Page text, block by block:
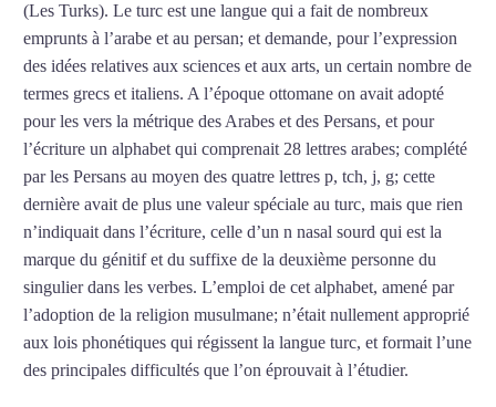
(Les Turks). Le turc est une langue qui a fait de nombreux
emprunts à l’arabe et au persan; et demande, pour l’expression
des idées relatives aux sciences et aux arts, un certain nombre de
termes grecs et italiens. A l’époque ottomane on avait adopté
pour les vers la métrique des Arabes et des Persans, et pour
l’écriture un alphabet qui comprenait 28 lettres arabes; complété
par les Persans au moyen des quatre lettres p, tch, j, g; cette
dernière avait de plus une valeur spéciale au turc, mais que rien
n’indiquait dans l’écriture, celle d’un n nasal sourd qui est la
marque du génitif et du suffixe de la deuxième personne du
singulier dans les verbes. L’emploi de cet alphabet, amené par
l’adoption de la religion musulmane; n’était nullement approprié
aux lois phonétiques qui régissent la langue turc, et formait l’une
des principales difficultés que l’on éprouvait à l’étudier.